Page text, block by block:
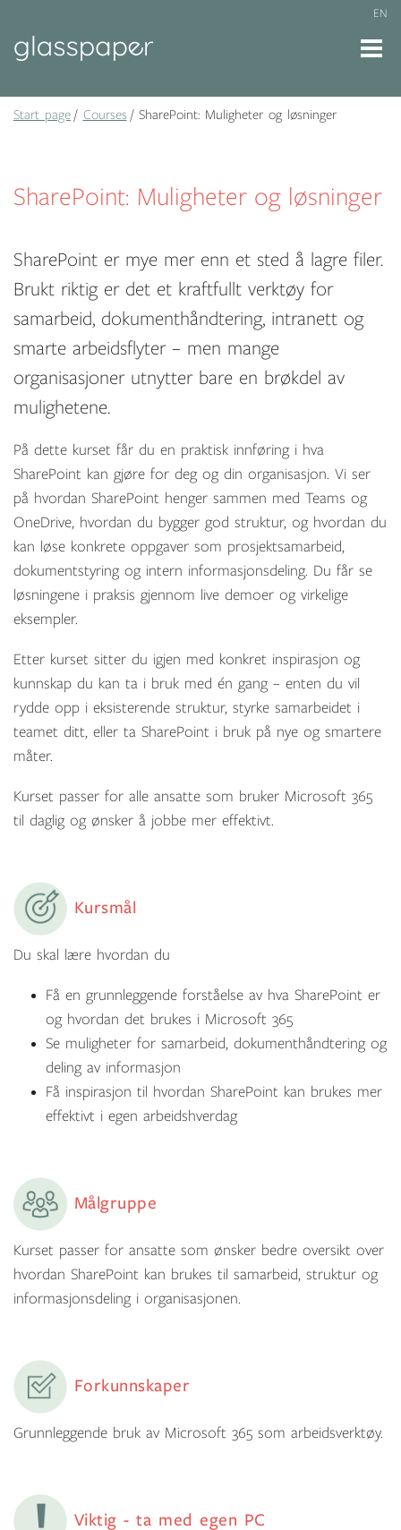
EN
Start page Courses SharePoint: Muligheter og løsninger
SharePoint: Muligheter og løsninger
SharePoint er mye mer enn et sted å lagre filer.
Brukt riktig er det et kraftfullt verktøy for
samarbeid, dokumenthåndtering, intranett og
smarte arbeidsflyter – men mange
organisasjoner utnytter bare en brøkdel av
mulighetene.
På dette kurset får du en praktisk innføring i hva
SharePoint kan gjøre for deg og din organisasjon. Vi ser
på hvordan SharePoint henger sammen med Teams og
OneDrive, hvordan du bygger god struktur, og hvordan du
kan løse konkrete oppgaver som prosjektsamarbeid,
dokumentstyring og intern informasjonsdeling. Du får se
løsningene i praksis gjennom live demoer og virkelige
eksempler.
Etter kurset sitter du igjen med konkret inspirasjon og
kunnskap du kan ta i bruk med én gang – enten du vil
rydde opp i eksisterende struktur, styrke samarbeidet i
teamet ditt, eller ta SharePoint i bruk på nye og smartere
måter.
Kurset passer for alle ansatte som bruker Microsoft 365
til daglig og ønsker å jobbe mer effektivt.
Kursmål
Du skal lære hvordan du
Få en grunnleggende forståelse av hva SharePoint er
og hvordan det brukes i Microsoft 365
Se muligheter for samarbeid, dokumenthåndtering og
deling av informasjon
Få inspirasjon til hvordan SharePoint kan brukes mer
effektivt i egen arbeidshverdag
Målgruppe
Kurset passer for ansatte som ønsker bedre oversikt over
hvordan SharePoint kan brukes til samarbeid, struktur og
informasjonsdeling i organisasjonen.
Forkunnskaper
Grunnleggende bruk av Microsoft 365 som arbeidsverktøy.
Viktig - ta med egen PC